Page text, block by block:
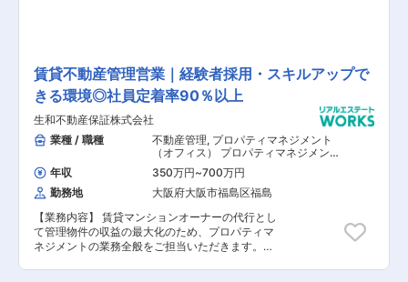
ート運営・経営管理 ■マネージャーとしてスタッ
フ育成・管理 【担当者コメント】 同社は回転す
しチェーン「スシロー」や大衆寿司居酒屋「杉
を美味しくすることで、 お客さまの生活や人生ま
でゆたかにしたい』を目指しており、 食にまつわ
る事業を全国的に手掛けています。 創業以来連続
で増収を実現しており、現在では国内に留まら
ず、 海外へもグローバルな事業展開を行っていま
す。 積極的な海外展開を始め、事業領域の拡大を
図っているなかで、 法務部の業容が拡大してきて
おり、今回は《上級専門職》としての 採用を予定
しています。 高い裁量権をもって、法務部門をリ
ードできる方を募っており、 今後同社が事業拡
大・海外展開を図っていく中で、 同ポジションは
賃貸不動産管理営業｜経験者採用・スキルアップで
きる環境◎社員定着率90％以上
生和不動産保証株式会社
業種 / 職種
不動産管理, プロパティマネジメント
（オフィス） プロパティマネジメント
（住居・賃貸管理）
年収 350万円~700万円
勤務地
大阪府大阪市福島区福島
【業務内容】 賃貸マンションオーナーの代行とし
て管理物件の収益の最大化のため、プロパティマ
ネジメントの業務全般をご担当いただきます。